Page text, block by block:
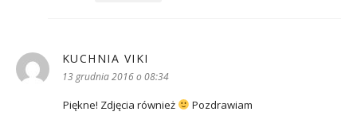
KUCHNIA VIKI
13 grudnia 2016 o 08:34
Piękne! Zdjęcia również Pozdrawiam